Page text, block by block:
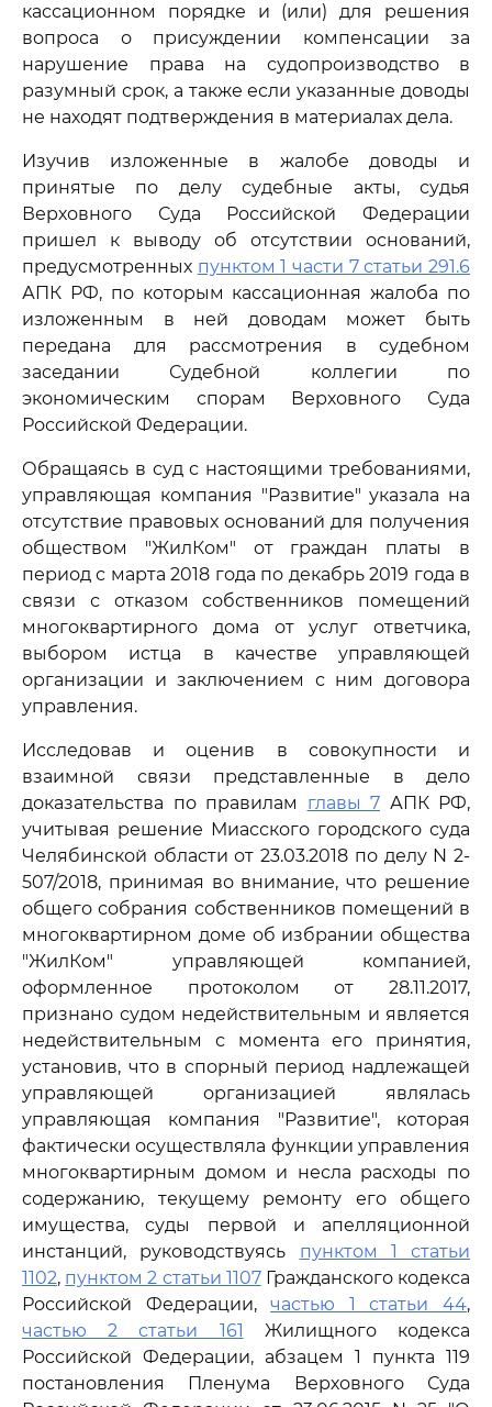
кассационном порядке и (или) для решения
вопроса о присуждении компенсации за
нарушение права на судопроизводство в
разумный срок, а также если указанные доводы
не находят подтверждения в материалах дела.
Изучив изложенные в жалобе доводы и
принятые по делу судебные акты, судья
Верховного Суда Российской Федерации
пришел к выводу об отсутствии оснований,
предусмотренных пунктом 1 части 7 статьи 291.6
АПК РФ, по которым кассационная жалоба по
изложенным в ней доводам может быть
передана для рассмотрения в судебном
заседании Судебной коллегии по
экономическим спорам Верховного Суда
Российской Федерации.
Обращаясь в суд с настоящими требованиями,
управляющая компания "Развитие" указала на
отсутствие правовых оснований для получения
обществом "ЖилКом" от граждан платы в
период с марта 2018 года по декабрь 2019 года в
связи с отказом собственников помещений
многоквартирного дома от услуг ответчика,
выбором истца в качестве управляющей
организации и заключением с ним договора
управления.
Исследовав и оценив в совокупности и
взаимной связи представленные в дело
доказательства по правилам главы 7 АПК РФ,
учитывая решение Миасского городского суда
Челябинской области от 23.03.2018 по делу N 2-
507/2018, принимая во внимание, что решение
общего собрания собственников помещений в
многоквартирном доме об избрании общества
"ЖилКом" управляющей компанией,
оформленное протоколом от 28.11.2017,
признано судом недействительным и является
недействительным с момента его принятия,
установив, что в спорный период надлежащей
управляющей организацией являлась
управляющая компания "Развитие", которая
фактически осуществляла функции управления
многоквартирным домом и несла расходы по
содержанию, текущему ремонту его общего
имущества, суды первой и апелляционной
инстанций, руководствуясь пунктом 1 статьи
1102, пунктом 2 статьи 1107Гражданского кодекса
Российской Федерации,частью 1 статьи 44,
частью 2 статьи 161 Жилищного кодекса
Российской Федерации, абзацем 1 пункта 119
постановления Пленума Верховного Суда